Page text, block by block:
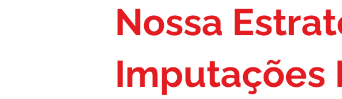
Nossa
Imputações